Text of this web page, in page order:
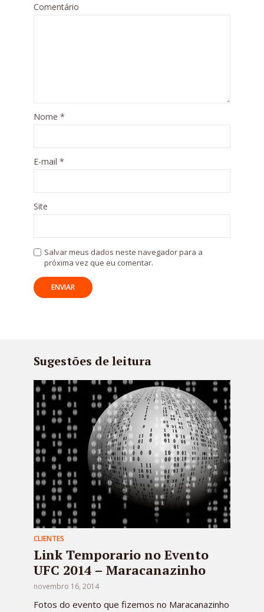
Comentário
Nome *
E-mail *
Site
Salvar meus dados neste navegador para a
próxima vez que eu comentar.
Sugestões de leitura
CLIENTES
Link Temporario no Evento
UFC 2014 – Maracanazinho
novembro 16, 2014
Fotos do evento que fizemos no Maracanazinho